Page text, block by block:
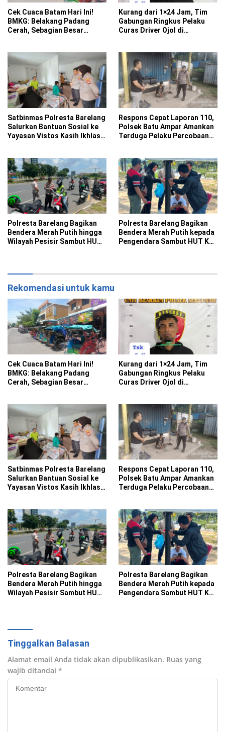
Cek Cuaca Batam Hari Ini!
BMKG: Belakang Padang
Cerah, Sebagian Besar
Kurang dari 1×24 Jam, Tim
Gabungan Ringkus Pelaku
Curas Driver Ojol di
Satbinmas Polresta Barelang
Salurkan Bantuan Sosial ke
Yayasan Vistos Kasih Ikhlas
Respons Cepat Laporan 110,
Polsek Batu Ampar Amankan
Terduga Pelaku Percobaan
Polresta Barelang Bagikan
Bendera Merah Putih hingga
Wilayah Pesisir Sambut HUT
Polresta Barelang Bagikan
Bendera Merah Putih kepada
Pengendara Sambut HUT Ke-
Rekomendasi untuk kamu
Cek Cuaca Batam Hari Ini!
BMKG: Belakang Padang
Cerah, Sebagian Besar
Kurang dari 1×24 Jam, Tim
Gabungan Ringkus Pelaku
Curas Driver Ojol di
Satbinmas Polresta Barelang
Salurkan Bantuan Sosial ke
Yayasan Vistos Kasih Ikhlas
Respons Cepat Laporan 110,
Polsek Batu Ampar Amankan
Terduga Pelaku Percobaan
Polresta Barelang Bagikan
Bendera Merah Putih hingga
Wilayah Pesisir Sambut HUT
Polresta Barelang Bagikan
Bendera Merah Putih kepada
Pengendara Sambut HUT Ke-
Tinggalkan Balasan
Alamat email Anda tidak akan dipublikasikan. Ruas yang
wajib ditandai *